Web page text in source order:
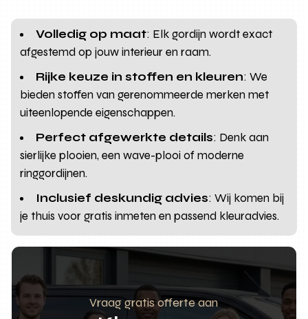
Volledig op maat: Elk gordijn wordt exact
afgestemd op jouw interieur en raam.
Rijke keuze in stoffen en kleuren: We
bieden stoffen van gerenommeerde merken met
uiteenlopende eigenschappen.
Perfect afgewerkte details: Denk aan
sierlijke plooien, een wave-plooi of moderne
ringgordijnen.
Inclusief deskundig advies: Wij komen bij
je thuis voor gratis inmeten en passend kleuradvies.
Vraag gratis offerte aan